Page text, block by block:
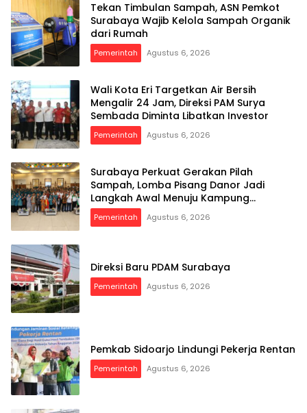
Tekan Timbulan Sampah, ASN Pemkot
Surabaya Wajib Kelola Sampah Organik
dari Rumah
Pemerintah Agustus 6, 2026
Wali Kota Eri Targetkan Air Bersih
Mengalir 24 Jam, Direksi PAM Surya
Sembada Diminta Libatkan Investor
Pemerintah Agustus 6, 2026
Surabaya Perkuat Gerakan Pilah
Sampah, Lomba Pisang Danor Jadi
Langkah Awal Menuju Kampung
Pancasila
Pemerintah Agustus 6, 2026
Direksi Baru PDAM Surabaya
Pemerintah Agustus 6, 2026
Pemkab Sidoarjo Lindungi Pekerja Rentan
Pemerintah Agustus 6, 2026